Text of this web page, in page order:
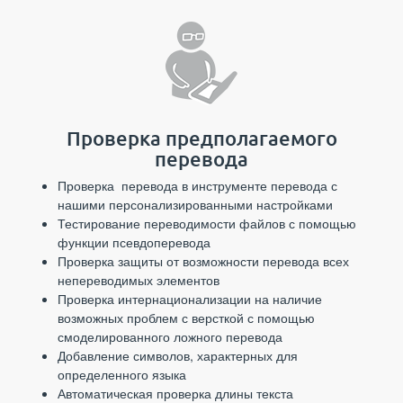
Проверка предполагаемого
перевода
Проверка перевода в инструменте перевода с
нашими персонализированными настройками
Тестирование переводимости файлов с помощью
функции псевдоперевода
Проверка защиты от возможности перевода всех
непереводимых элементов
Проверка интернационализации на наличие
возможных проблем с версткой с помощью
смоделированного ложного перевода
Добавление символов, характерных для
определенного языка
Автоматическая проверка длины текста